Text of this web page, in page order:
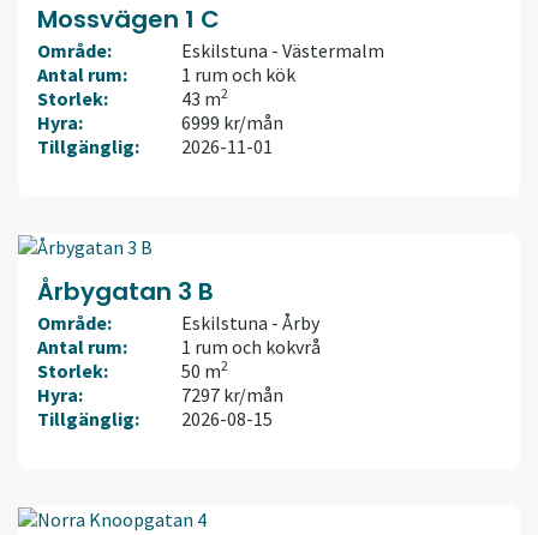
Mossvägen 1 C
Område:
Eskilstuna - Västermalm
Antal rum:
1 rum och kök
Storlek:
43 m2
Hyra:
6999 kr/mån
Tillgänglig:
2026-11-01
Årbygatan 3 B
Område:
Eskilstuna - Årby
Antal rum:
1 rum och kokvrå
Storlek:
50 m2
Hyra:
7297 kr/mån
Tillgänglig:
2026-08-15